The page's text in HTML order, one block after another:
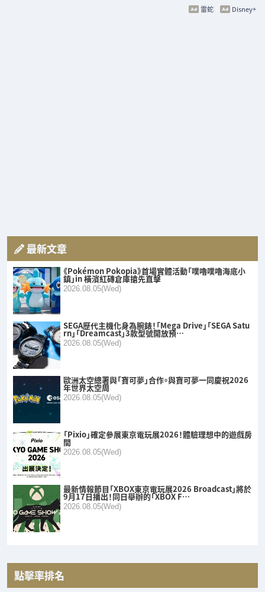
Disney+
雷蛇
最新文章
《Pokémon Pokopia》首場實體活動「噗嚕噗嚕海底小
鎮」in 橫濱紅磚倉庫搶先直擊
2026.08.05(Wed)
SEGA歷代主機化身為腕錶！「Mega Drive」「SEGA Satu
rn」「Dreamcast」3款型號開放預…
2026.08.05(Wed)
歐洲太空總署與「寶可夢」合作。與寶可夢一同慶祝2026
年世界太空周
2026.08.05(Wed)
「Pixio」確定參展東京電玩展2026！體驗理想中的遊戲房
間
2026.08.05(Wed)
最新情報節目「XBOX東京電玩展2026 Broadcast」將於
9月17日播出！同日舉辦的「XBOX F…
2026.08.05(Wed)
點擊率排名